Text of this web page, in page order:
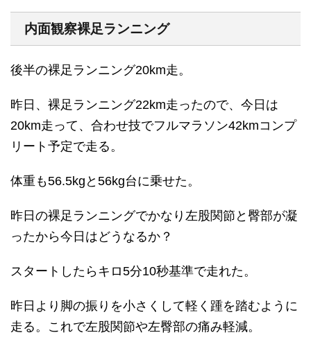
内面観察裸足ランニング
後半の裸足ランニング20km走。
昨日、裸足ランニング22km走ったので、今日は
20km走って、合わせ技でフルマラソン42kmコンプ
リート予定で走る。
体重も56.5kgと56kg台に乗せた。
昨日の裸足ランニングでかなり左股関節と臀部が凝
ったから今日はどうなるか？
スタートしたらキロ5分10秒基準で走れた。
昨日より脚の振りを小さくして軽く踵を踏むように
走る。これで左股関節や左臀部の痛み軽減。